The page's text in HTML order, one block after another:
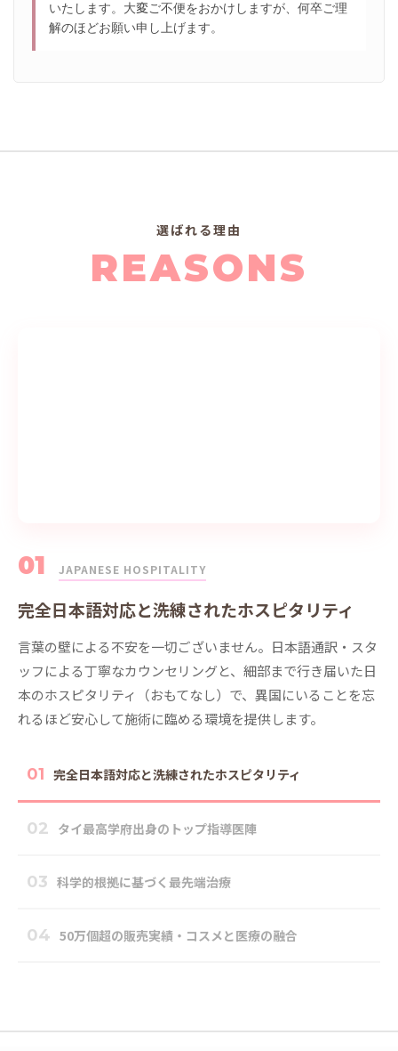
いたします。大変ご不便をおかけしますが、何卒ご理
解のほどお願い申し上げます。
選ばれる理由
REASONS
01 JAPANESE HOSPITALITY
完全日本語対応と洗練されたホスピタリティ
言葉の壁による不安を一切ございません。日本語通訳・スタ
ッフによる丁寧なカウンセリングと、細部まで行き届いた日
本のホスピタリティ（おもてなし）で、異国にいることを忘
れるほど安心して施術に臨める環境を提供します。
01 完全日本語対応と洗練されたホスピタリティ
02 タイ最高学府出身のトップ指導医陣
03 科学的根拠に基づく最先端治療
04 50万個超の販売実績・コスメと医療の融合